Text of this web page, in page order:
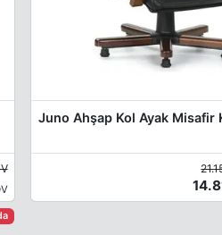
Juno Ahşap Kol Ayak Misafir